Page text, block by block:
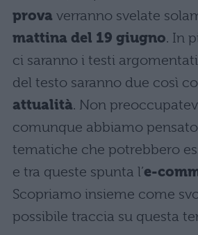
prova verranno svelate
mattina del 19 giugno. In
ci saranno i testi
del testo saranno due così
attualità. Non
comunque abbiamo
tematiche che potrebbero
e tra queste spunta l’e-
Scopriamo insieme come
possibile traccia su questa